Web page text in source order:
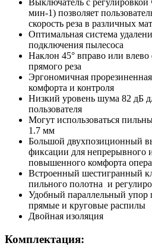
Выключатель с
мин-1) позволяет
скорость реза в различных
Оптимальная система
подключения пылесоса
Наклон 45° вправо или влево
прямого реза
Эргономичная
комфорта и контроля
Низкий уровень шума 82 дБ
пользователя
Могут использоваться
1.7 мм
Большой двухпозиционный
фиксации для непрерывного
повышенного комфорта
Встроенный шестигранный
пильного полотна и
Удобный параллельный упор
прямые и круговые распилы
Двойная изоляция
Комплектация: